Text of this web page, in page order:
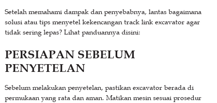
Setelah memahami dampak dan penyebabnya, lantas bagaimana
solusi atau tips menyetel kekencangan track link excavator agar
tidak sering lepas? Lihat panduannya disini:
PERSIAPAN SEBELUM
PENYETELAN
Sebelum melakukan penyetelan, pastikan excavator berada di
permukaan yang rata dan aman. Matikan mesin sesuai prosedur